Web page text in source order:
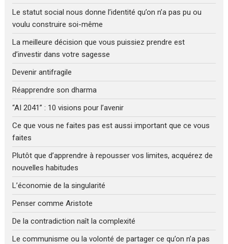
Le statut social nous donne l’identité qu’on n’a pas pu ou
voulu construire soi-même
La meilleure décision que vous puissiez prendre est
d’investir dans votre sagesse
Devenir antifragile
Réapprendre son dharma
“AI 2041” : 10 visions pour l’avenir
Ce que vous ne faites pas est aussi important que ce vous
faites
Plutôt que d’apprendre à repousser vos limites, acquérez de
nouvelles habitudes
L’économie de la singularité
Penser comme Aristote
De la contradiction naît la complexité
Le communisme ou la volonté de partager ce qu’on n’a pas